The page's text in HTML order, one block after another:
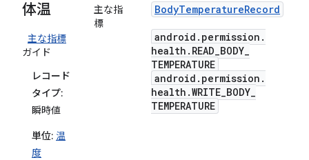
体温
主な指標
ガイド
レコード
タイプ:
瞬時値
単位: 温
度
主な指
標
BodyTemperatureRecord
android . permission .
health . READ_BODY_
TEMPERATURE
android . permission .
health .WRITE_BODY_
TEMPERATURE